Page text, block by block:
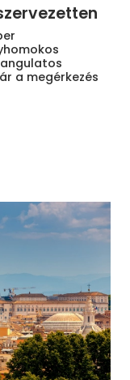
a megérkezés